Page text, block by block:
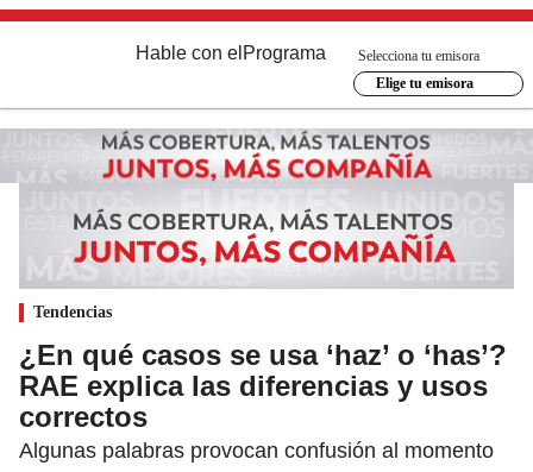
Hable con el Programa
Selecciona tu emisora
Elige tu emisora
Tendencias
¿En qué casos se usa ‘haz’ o ‘has’?
RAE explica las diferencias y usos
correctos
Algunas palabras provocan confusión al momento